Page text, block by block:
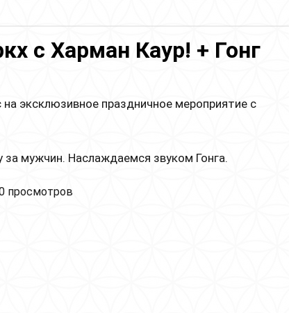
с Харман Каур! + Гонг
эксклюзивное праздничное мероприятие с
мужчин. Наслаждаемся звуком Гонга.
круг и Со Пуркх с Харман Каур! + Гонг концерт!
просмотров